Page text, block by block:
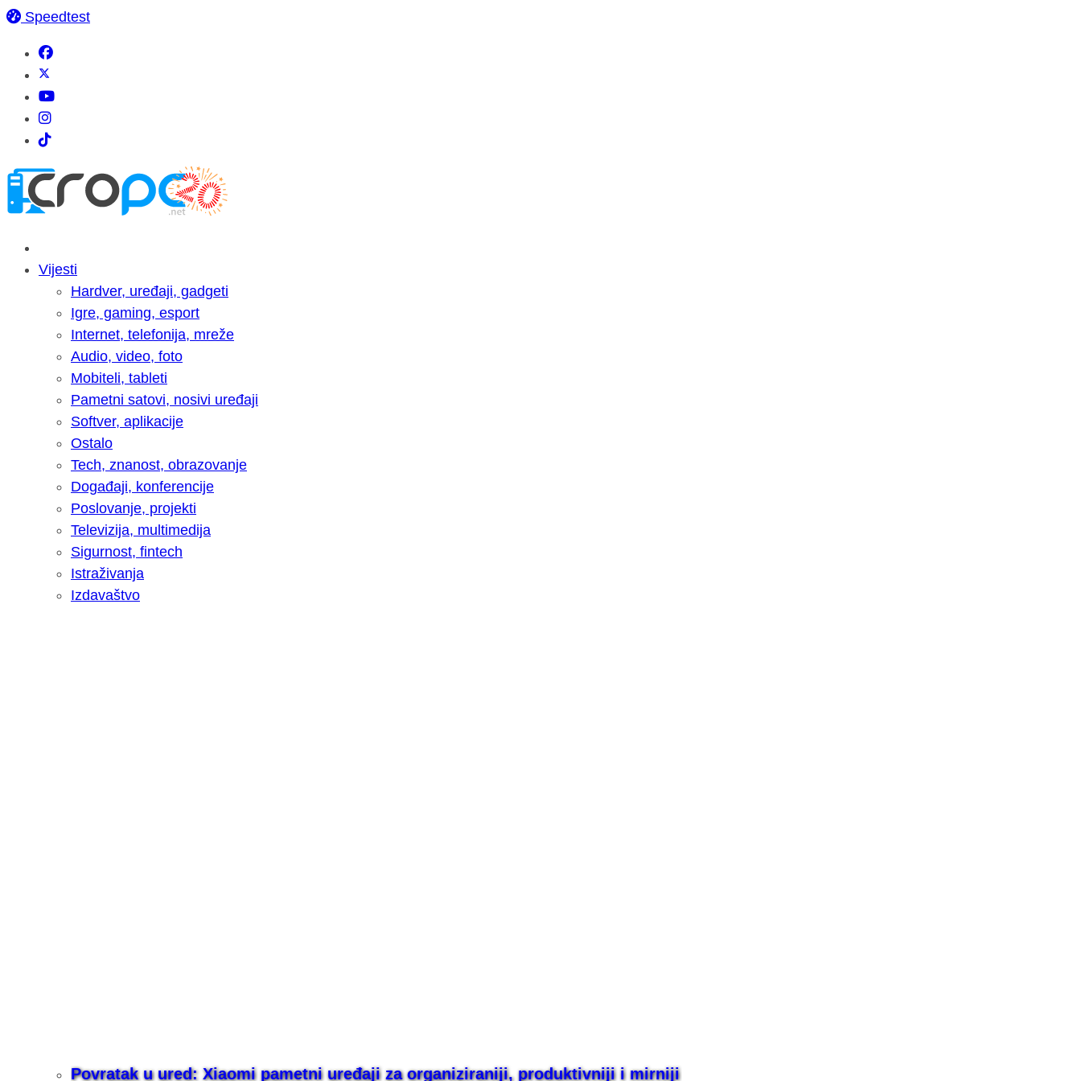
Speedtest
Vijesti
Hardver, uređaji, gadgeti
Igre, gaming, esport
Internet, telefonija, mreže
Audio, video, foto
Mobiteli, tableti
Pametni satovi, nosivi uređaji
Softver, aplikacije
Ostalo
Tech, znanost, obrazovanje
Događaji, konferencije
Poslovanje, projekti
Televizija, multimedija
Sigurnost, fintech
Istraživanja
Izdavaštvo
Povratak u ured: Xiaomi pametni uređaji za organiziraniji, produktivniji i mirniji